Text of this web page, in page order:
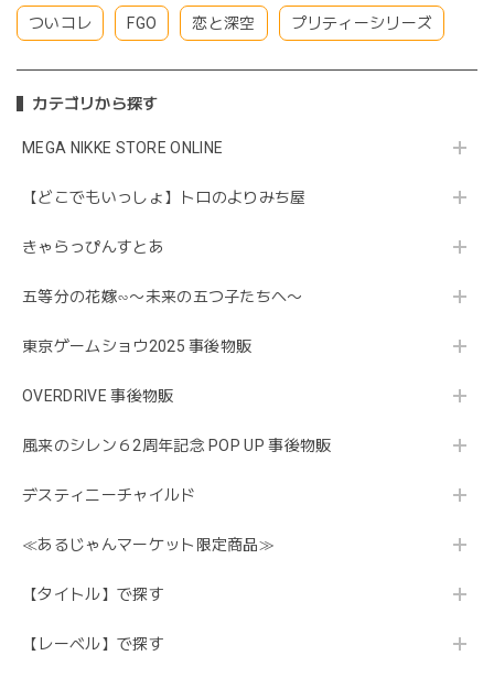
ついコレ FGO 恋と深空 プリティーシリーズ
カテゴリから探す
MEGA NIKKE STORE ONLINE
【どこでもいっしょ】トロのよりみち屋
きゃらっぴんすとあ
五等分の花嫁∽〜未来の五つ子たちへ〜
東京ゲームショウ2025 事後物販
OVERDRIVE 事後物販
風来のシレン６2周年記念 POP UP 事後物販
デスティニーチャイルド
≪あるじゃんマーケット限定商品≫
【タイトル】で探す
【レーベル】で探す